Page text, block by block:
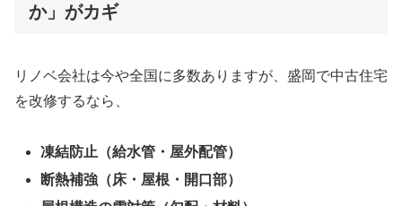
か」がカギ
リノベ会社は今や全国に多数ありますが、盛岡で中古住宅
を改修するなら、
凍結防止（給水管・屋外配管）
断熱補強（床・屋根・開口部）